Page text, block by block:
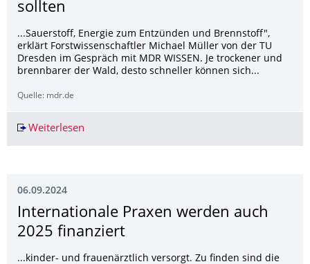
sollten
...Sauerstoff, Energie zum Entzünden und Brennstoff",
erklärt Forstwissenschaftler Michael Müller von der TU
Dresden im Gespräch mit MDR WISSEN. Je trockener und
brennbarer der Wald, desto schneller können sich...
Quelle: mdr.de
Weiterlesen
06.09.2024
Internationale Praxen werden auch
2025 finanziert
...kinder- und frauenärztlich versorgt. Zu finden sind die